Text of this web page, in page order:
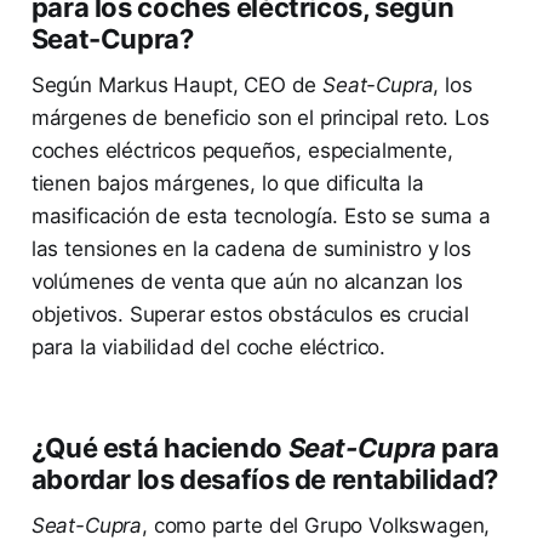
para los coches eléctricos, según
Seat-Cupra?
Según Markus Haupt, CEO deSeat-Cupra, los
márgenes de beneficio son el principal reto. Los
coches eléctricos pequeños, especialmente,
tienen bajos márgenes, lo que dificulta la
masificación de esta tecnología. Esto se suma a
las tensiones en la cadena de suministro y los
volúmenes de venta que aún no alcanzan los
objetivos. Superar estos obstáculos es crucial
para la viabilidad del coche eléctrico.
¿Qué está haciendo Seat-Cupra para
abordar los desafíos de rentabilidad?
Seat-Cupra, como parte del Grupo Volkswagen,